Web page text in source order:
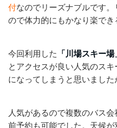
付なのでリーズナブルです
ので体力的にもかなり楽でき
今回利用した 「川場スキー場
とアクセスが良い人気のス
になってしまうと思いまし
人気があるので複数のバス
前予約も可能でした。天候が